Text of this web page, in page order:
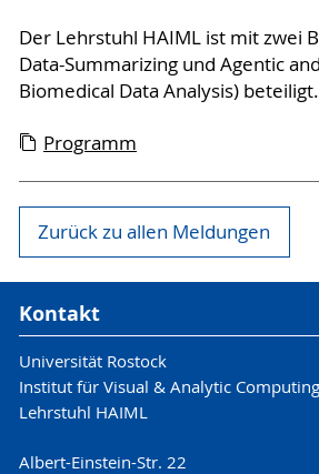
Der Lehrstuhl HAIML ist mit zwei
Data-Summarizing und Agentic
Biomedical Data Analysis) beteiligt.
Programm
Zurück zu allen Meldungen
Kontakt
Universität Rostock
Institut für Visual & Analytic Computing
Lehrstuhl HAIML
Albert-Einstein-Str. 22